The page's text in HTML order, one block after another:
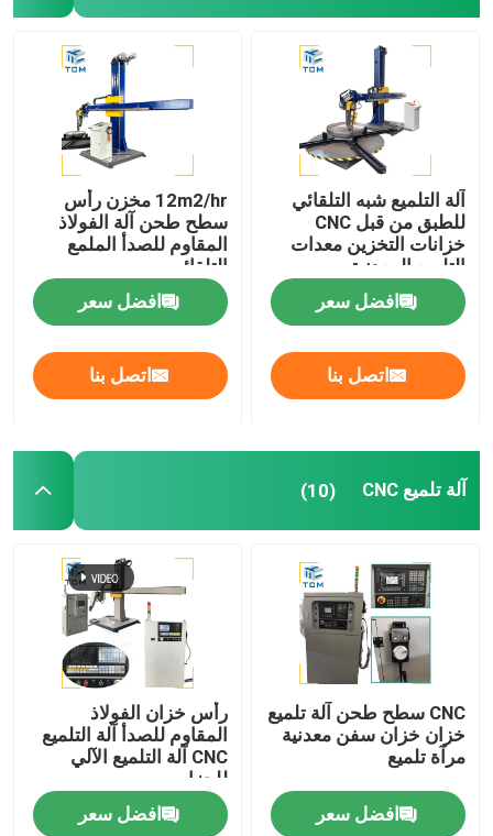
آلة التلميع شبه التلقائي
للطبق من قبل CNC
خزانات التخزين معدات
التلميع المعدنية
افضل سعر
اتصل بنا
12m2/hr مخزن رأس
سطح طحن آلة الفولاذ
المقاوم للصدأ الملمع
التلقائي
افضل سعر
اتصل بنا
آلة تلميع CNC (10)
CNC سطح طحن آلة تلميع
خزان خزان سفن معدنية
مرآة تلميع
افضل سعر
رأس خزان الفولاذ
المقاوم للصدأ آلة التلميع
CNC آلة التلميع الآلي
للحزام
افضل سعر